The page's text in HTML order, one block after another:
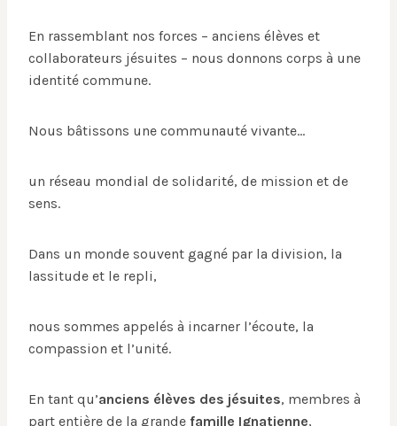
En rassemblant nos forces – anciens élèves et
collaborateurs jésuites – nous donnons corps à une
identité commune.
Nous bâtissons une communauté vivante…
un réseau mondial de solidarité, de mission et de
sens.
Dans un monde souvent gagné par la division, la
lassitude et le repli,
nous sommes appelés à incarner l’écoute, la
compassion et l’unité.
En tant qu’anciens élèves des jésuites, membres à
part entière de la grande famille Ignatienne,